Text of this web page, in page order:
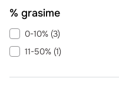
% grasime
0-10% (3)
11-50% (1)